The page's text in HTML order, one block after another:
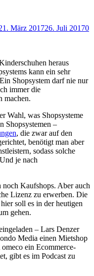
März 201726. Juli 20170
heraus
kann ein sehr
Shopsystem darf nie nur
immer die
machen.
Wahl, was Shopsysteme
Shopsystemen –
, die zwar auf den
benötigt man aber
sodass solche
je nach
noch Kaufshops. Aber auch
Lizenz zu erwerben. Die
soll es in der heutigen
gehen.
– Lars Denzer
Media einen Mietshop
ein Ecommerce-
gibt es im Podcast zu